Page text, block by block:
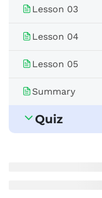
Lesson 03
Lesson 04
Lesson 05
Summary
Quiz